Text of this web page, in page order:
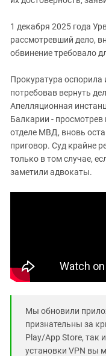
1 декабря 2025 года
рассмотревший дело,
обвинение требовало
Прокуратура оспорила
потребовав вернуть
Апелляционная
Балкарии - просмотрев
отделе МВД, вновь
приговор. Суд крайне
только в том случае,
заметили адвокаты.
Мы обновили
признательны за
Play/App Store, так
установки VPN вы